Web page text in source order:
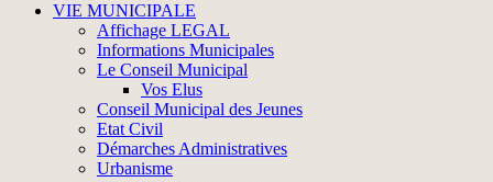
VIE MUNICIPALE
Affichage LEGAL
Informations Municipales
Le Conseil Municipal
Vos Elus
Conseil Municipal des Jeunes
Etat Civil
Démarches Administratives
Urbanisme